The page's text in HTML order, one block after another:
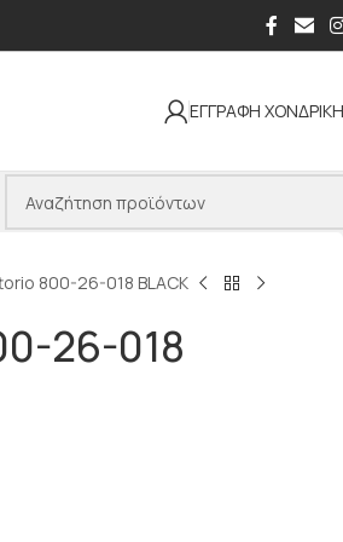
ΕΓΓΡΑΦΗ
800-26-018 BLACK
26-018